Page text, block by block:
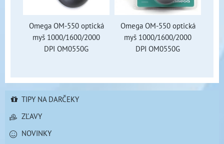
Omega OM-550 optická
myš 1000/1600/2000
DPI OM0550G
Omega OM-550 optická
myš 1000/1600/2000
DPI OM0550G
TIPY NA DARČEKY
ZĽAVY
NOVINKY